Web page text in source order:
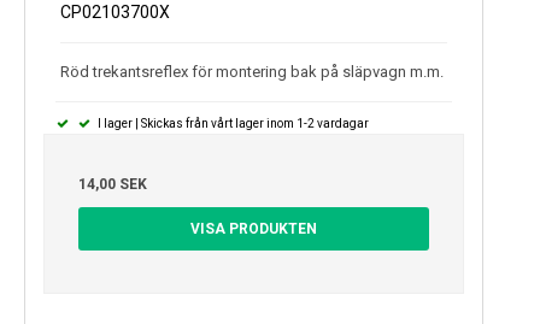
CP02103700X
Röd trekantsreflex för montering bak på släpvagn m.m.
I lager | Skickas från vårt lager inom 1-2 vardagar
14,00 SEK
VISA PRODUKTEN